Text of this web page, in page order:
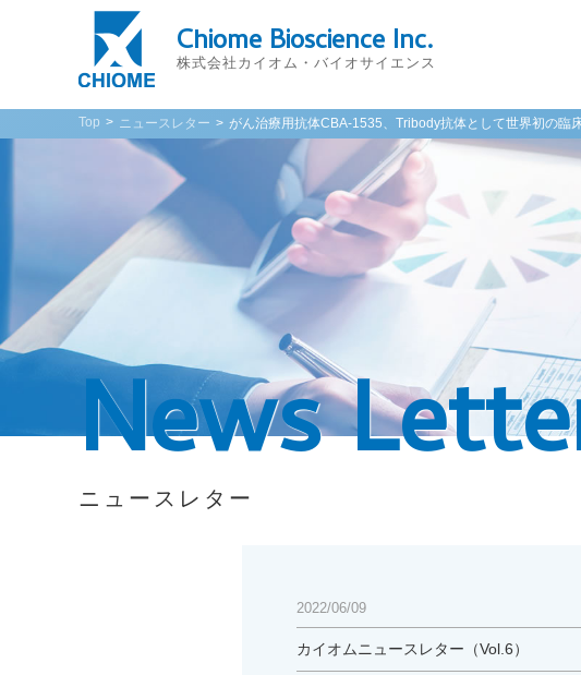
Chiome Bioscience Inc.
株式会社カイオム・バイオサイエンス
Top ニュースレター がん治療用抗体CBA-1535、Tribody抗体として世界初の臨
News
ニュースレター
2022/06/09
カイオムニュースレター（Vol.6）